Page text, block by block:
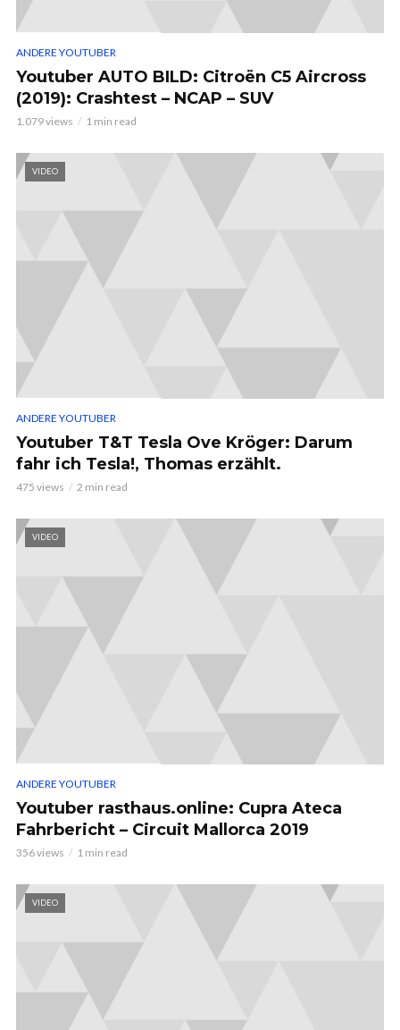
ANDERE YOUTUBER
Youtuber AUTO BILD: Citroën C5 Aircross
(2019): Crashtest – NCAP – SUV
1.079 views 1 min read
VIDEO
ANDERE YOUTUBER
Youtuber T&T Tesla Ove Kröger: Darum
fahr ich Tesla!, Thomas erzählt.
475 views 2 min read
VIDEO
ANDERE YOUTUBER
Youtuber rasthaus.online: Cupra Ateca
Fahrbericht – Circuit Mallorca 2019
356 views 1 min read
VIDEO